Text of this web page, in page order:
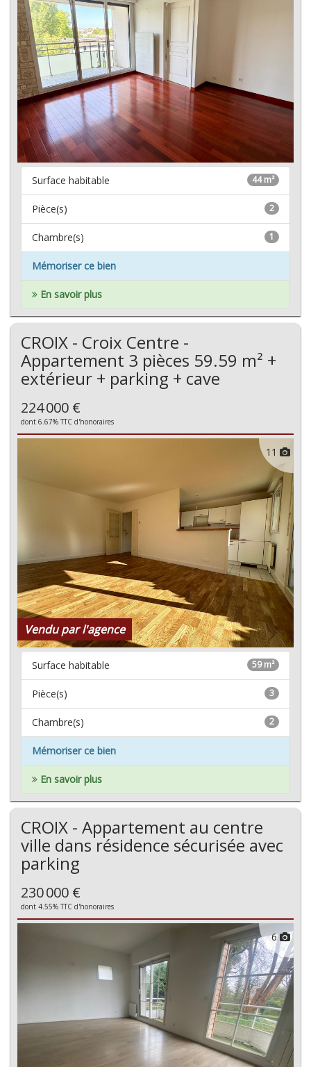
44 m²
Surface habitable
2
Pièce(s)
1
Chambre(s)
Mémoriser ce bien
En savoir plus
CROIX - Croix Centre -
Appartement 3 pièces 59.59 m² +
extérieur + parking + cave
224 000 €
dont 6.67% TTC d'honoraires
11
Vendu par l'agence
59 m²
Surface habitable
3
Pièce(s)
2
Chambre(s)
Mémoriser ce bien
En savoir plus
CROIX - Appartement au centre
ville dans résidence sécurisée avec
parking
230 000 €
dont 4.55% TTC d'honoraires
6